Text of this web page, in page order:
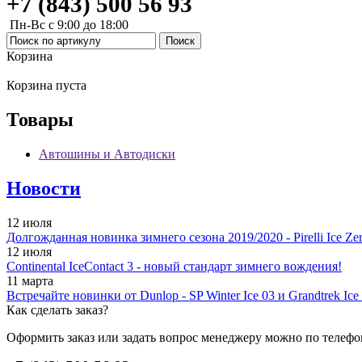
Пн-Вс с 9:00 до 18:00
Корзина
Корзина пуста
Товары
Автошины и Автодиски
Новости
12 июля
Долгожданная новинка зимнего сезона 2019/2020 - Pirelli Ice
12 июля
Continental IceContact 3 - новый стандарт зимнего вождения!
11 марта
Встречайте новинки от Dunlop - SP Winter Ice 03 и Grandtrek Ice
Как сделать заказ?
Оформить заказ или задать вопрос менеджеру можно по